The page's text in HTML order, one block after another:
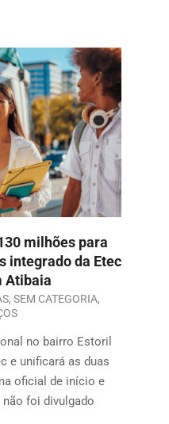
milhões para
integrado da Etec
Atibaia
, SEM CATEGORIA,
no bairro Estoril
e unificará as duas
oficial de início e
foi divulgado